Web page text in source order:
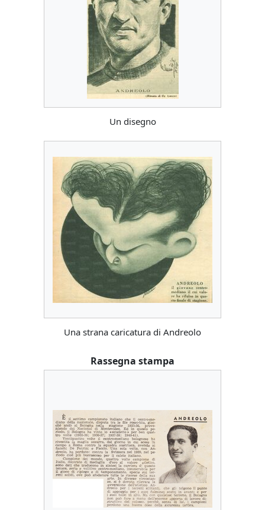
Un disegno
Una strana caricatura di Andreolo
Rassegna stampa